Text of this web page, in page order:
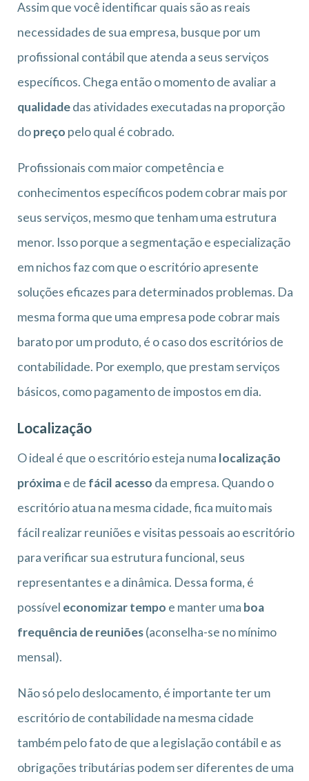
Assim que você identificar quais são as reais
necessidades de sua empresa, busque por um
profissional contábil que atenda a seus serviços
específicos. Chega então o momento de avaliar a
qualidadedas atividades executadas na proporção
dopreço pelo qual é cobrado.
Profissionais com maior competência e
conhecimentos específicos podem cobrar mais por
seus serviços, mesmo que tenham uma estrutura
menor. Isso porque a segmentação e especialização
em nichos faz com que o escritório apresente
soluções eficazes para determinados problemas. Da
mesma forma que uma empresa pode cobrar mais
barato por um produto, é o caso dos escritórios de
contabilidade. Por exemplo, que prestam serviços
básicos, como pagamento de impostos em dia.
Localização
O ideal é que o escritório esteja numa localização
próximae de fácil acesso da empresa. Quando o
escritório atua na mesma cidade, fica muito mais
fácil realizar reuniões e visitas pessoais ao escritório
para verificar sua estrutura funcional, seus
representantes e a dinâmica. Dessa forma, é
possível economizar tempo e manter uma boa
frequência de reuniões(aconselha-se no mínimo
mensal).
Não só pelo deslocamento, é importante ter um
escritório de contabilidade na mesma cidade
também pelo fato de que a legislação contábil e as
obrigações tributárias podem ser diferentes de uma